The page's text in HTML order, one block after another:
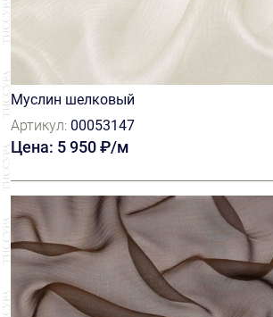
Муслин шелковый
Артикул: 00053147
Цена: 5 950 ₽/м